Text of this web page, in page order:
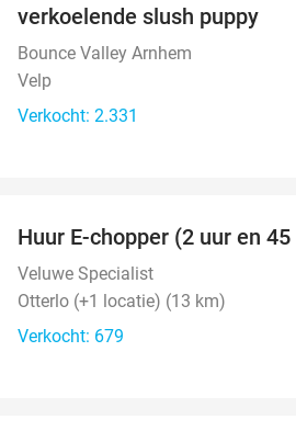
verkoelende slush puppy
Bounce Valley Arnhem
Velp
Verkocht: 2.331
Huur E-chopper (2 uur en
Veluwe Specialist
Otterlo (+1 locatie) (13 km)
Verkocht: 679